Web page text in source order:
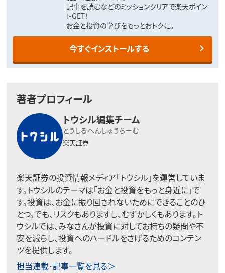
記事を読むなどのミッションクリアで楽天ポイン
トGET！
お金と投資の学びをもっとおトクに。
今すぐインストールする
著者プロフィール
トウシル編集チーム
とうしるへんしゅうちーむ
楽天証券
楽天証券の投資情報メディア「トウシル」を運営していま
す。トウシルのテーマは「お金と投資をもっと身近に」で
す。投資は、お金に振り回されないためにできることのひ
とつ。でも、リスクもありますし、むずかしくもあります。ト
ウシルでは、みなさんが投資に対してお持ちの疑問や不
安を減らし、投資へのハードルをさげるためのコンテン
ツを提供します。
担当連載･記事一覧を見る＞